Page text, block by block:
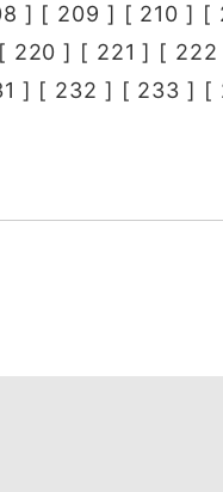
] [ 209 ] [ 210 ] [
220 ] [ 221 ] [ 222
] [ 232 ] [ 233 ] [